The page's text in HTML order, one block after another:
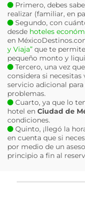
Primero, debes
realizar (familiar, en
Segundo, con
desde hoteles
en
y Viaja” que te
pequeño monto y
Tercero, una vez
considera si
servicio adicional
problemas.
Cuarto, ya que lo
hotel en Ciudad de
condiciones.
Quinto, ¡llegó la
en cuenta que si
por medio de un
principio a fin al